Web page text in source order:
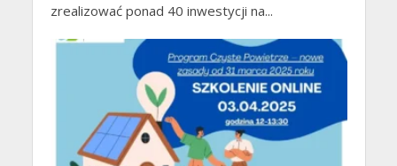
zrealizować ponad 40 inwestycji na...